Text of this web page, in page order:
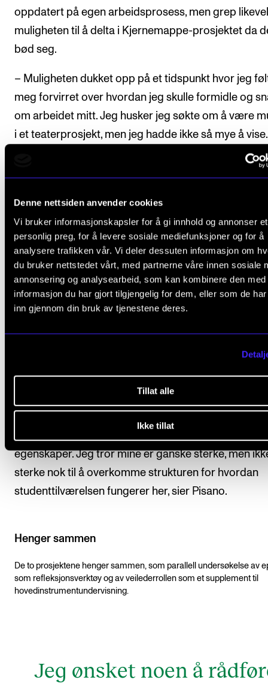
Denne nettsiden anvender cookies
Vi bruker informasjonskapsler for å gi innhold og annonser et
personlig preg, for å levere sosiale mediefunksjoner og for å
analysere trafikken vår. Vi deler dessuten informasjon om
du bruker nettstedet vårt, med partnerne våre innen sosiale
annonsering og analysearbeid, som kan kombinere den med
informasjon du har gjort tilgjengelig for dem, eller som de
inn gjennom din bruk av tjenestene deres.
Tillat alle
Ikke tillat
oppdatert på egen arbeidsprosess, men grep likevel
muligheten til å delta i Kjernemappe-prosjektet da
bød seg.
– Muligheten dukket opp på et tidspunkt hvor jeg
meg forvirret over hvordan jeg skulle formidle og
om arbeidet mitt. Jeg husker jeg søkte om å være
i et teaterprosjekt, men jeg hadde ikke så mye å
hadde kun ting å lytte til, mens i teaterbransjen vil de
gjerne se ting. Å få anledning til å bygge en
interessant.
Med kun tre studenter på sitt trinn var Pisano også
opptatt av muligheten til å møte andre musikere og
studenter på tvers av fagfelt – gjennom felles
og oppfølgingsmøter, og gjennom å følge
som har valgt å dele sine digitale porteføljer.
Masterstudenten har også hatt stor nytte av å prate
mentoren sin, cellist og samtidskomponist Lene
egenskaper. Jeg tror mine er ganske sterke, men
sterke nok til å overkomme strukturen for hvordan
studenttilværelsen fungerer her, sier Pisano.
Henger sammen
De to prosjektene henger sammen, som parallell undersøkelse av
som refleksjonsverktøy og av veilederrollen som et supplement til
hovedinstrumentundervisning.
Jeg ønsket noen å